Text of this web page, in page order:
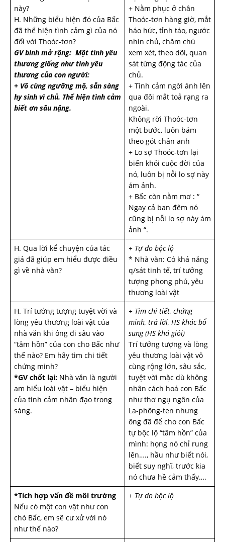
này?
H. Những biểu hiện đó của Bấc
đã thể hiện tình cảm gì của nó
đối với Thoóc-tơn?
GV bình mở rộng: Một tình yêu
thương giống như tình yêu
thương của con người:
+ Vô cùng ngưỡng mộ, sẵn sàng
hy sinh vì chủ. Thể hiện tình cảm
biết ơn sâu nặng.
+ Nằm phục ở chân
Thoóc-tơn hàng giờ, mắt
háo hức, tỉnh táo, ngước
nhìn chủ, chăm chú
xem xét, theo dõi, quan
sát từng động tác của
chủ.
+ Tình cảm ngời ánh lên
qua đôi mắt toả rạng ra
ngoài.
Không rời Thoóc-tơn
một bước, luôn bám
theo gót chân anh
+ Lo sợ Thoóc-tơn lại
biến khỏi cuộc đời của
nó, luôn bị nỗi lo sợ này
ám ảnh.
+ Bấc còn nằm mơ : “
Ngay cả ban đêm nó
cũng bị nỗi lo sợ này ám
ảnh “.
H. Qua lời kể chuyện của tác
giả đã giúp em hiểu được điều
gì về nhà văn?
+ Tự do bộc lộ
* Nhà văn: Có khả năng
q/sát tinh tế, trí tưởng
tượng phong phú, yêu
thương loài vật
H. Trí tưởng tượng tuyệt vời và
lòng yêu thương loài vật của
nhà văn khi ông đi sâu vào
“tâm hồn” của con cho Bấc như
thế nào? Em hãy tìm chi tiết
chứng minh?
*GV chốt lại: Nhà văn là người
am hiểu loài vật – biểu hiện
của tình cảm nhân đạo trong
sáng.
+ Tìm chi tiết, chứng
minh, trả lời, HS khác bổ
sung (HS khá giỏi)
Trí tưởng tượng và lòng
yêu thương loài vật vô
cùng rộng lớn, sâu sắc,
tuyệt vời mặc dù không
nhân cách hoá con Bấc
như thơ ngụ ngôn của
La-phông-ten nhưng
ông đã để cho con Bấc
tự bộc lộ “tâm hồn” của
mình: họng nó chỉ rung
lên…., hầu như biết nói,
biết suy nghĩ, trước kia
nó chưa hề cảm thấy….
*Tích hợp vấn đề môi trường
Nếu có một con vật như con
chó Bấc, em sẽ cư xử với nó
như thế nào?
+ Tự do bộc lộ